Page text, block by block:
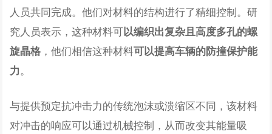
人员共同完成。他们对材料的结构进行了精细控制。研
究人员表示，这种材料可以编织出复杂且高度多孔的螺
旋晶格 ，他们相信这种材料可以提高车辆的防撞保护能
力。
与提供预定抗冲击力的传统泡沫或溃缩区不同，该材料
对冲击的响应可以通过机械控制，从而改变其能量吸